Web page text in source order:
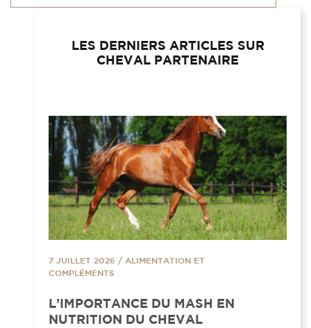
LES DERNIERS ARTICLES SUR
CHEVAL PARTENAIRE
7 JUILLET 2026 / ALIMENTATION ET
COMPLÉMENTS
L’IMPORTANCE DU MASH EN
NUTRITION DU CHEVAL